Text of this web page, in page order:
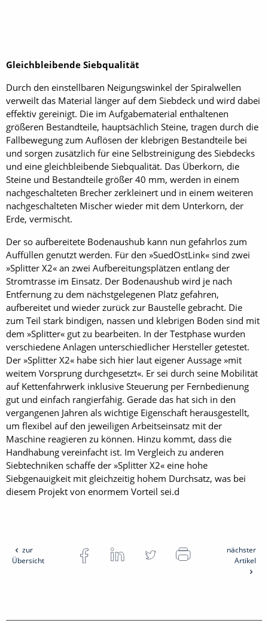
Gleichbleibende Siebqualität
Durch den einstellbaren Neigungswinkel der Spiralwellen
verweilt das Material länger auf dem Siebdeck und wird dabei
effektiv gereinigt. Die im Aufgabematerial enthaltenen
größeren Bestandteile, hauptsächlich Steine, tragen durch die
Fallbewegung zum Auflösen der klebrigen Bestandteile bei
und sorgen zusätzlich für eine Selbstreinigung des Siebdecks
und eine gleichbleibende Siebqualität. Das Überkorn, die
Steine und Bestandteile größer 40 mm, werden in einem
nachgeschalteten Brecher zerkleinert und in einem weiteren
nachgeschalteten Mischer wieder mit dem Unterkorn, der
Erde, vermischt.
Der so aufbereitete Bodenaushub kann nun gefahrlos zum
Auffüllen genutzt werden. Für den »SuedOstLink« sind zwei
»Splitter X2« an zwei Aufbereitungsplätzen entlang der
Stromtrasse im Einsatz. Der Bodenaushub wird je nach
Entfernung zu dem nächstgelegenen Platz gefahren,
aufbereitet und wieder zurück zur Baustelle gebracht. Die
zum Teil stark bindigen, nassen und klebrigen Böden sind mit
dem »Splitter« gut zu bearbeiten. In der Testphase wurden
verschiedene Anlagen unterschiedlicher Hersteller getestet.
Der »Splitter X2« habe sich hier laut eigener Aussage »mit
weitem Vorsprung durchgesetzt«. Er sei durch seine Mobilität
auf Kettenfahrwerk inklusive Steuerung per Fernbedienung
gut und einfach rangierfähig. Gerade das hat sich in den
vergangenen Jahren als wichtige Eigenschaft herausgestellt,
um flexibel auf den jeweiligen Arbeitseinsatz mit der
Maschine reagieren zu können. Hinzu kommt, dass die
Handhabung vereinfacht ist. Im Vergleich zu anderen
Siebtechniken schaffe der »Splitter X2« eine hohe
Siebgenauigkeit mit gleichzeitig hohem Durchsatz, was bei
diesem Projekt von enormem Vorteil sei.d
zur
Übersicht
nächster
Artikel